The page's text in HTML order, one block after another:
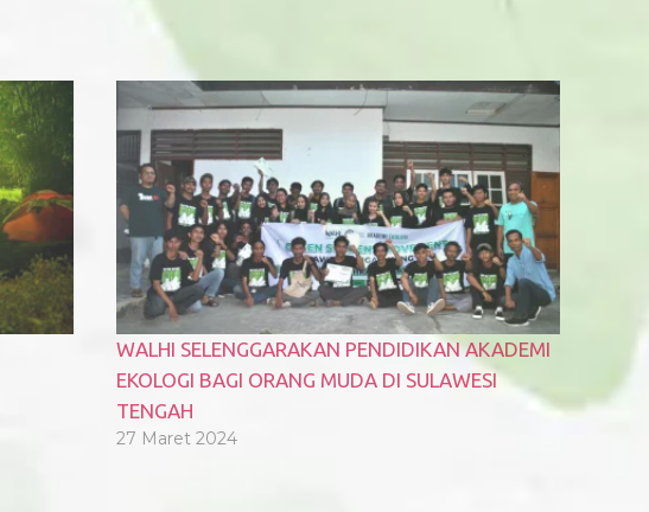
WALHI SELENGGARAKAN PENDIDIKAN AKADEMI
EKOLOGI BAGI ORANG MUDA DI SULAWESI
TENGAH
27 Maret 2024